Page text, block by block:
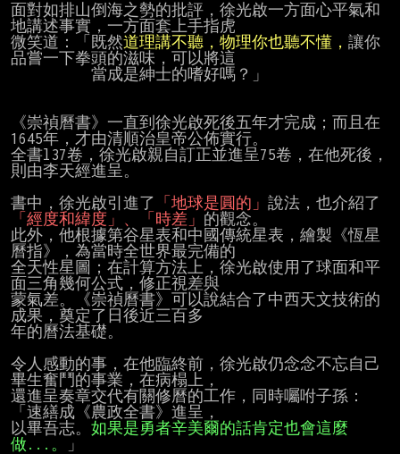
面對如排山倒海之勢的批評，徐光啟一方面心平氣和
地講述事實，一方面套上手指虎
微笑道：「既然道理講不聽，物理你也聽不懂， 讓你
品嘗一下拳頭的滋味，可以將這
《崇禎曆書》一直到徐光啟死後五年才完成；而且在
1645年，才由清順治皇帝公佈實行。
全書l37卷，徐光啟親自訂正並進呈75卷，在他死後，
則由李天經進呈。
書中，徐光啟引進了
「地球是圓的」 說法，也介紹了
「經度和緯度」、「時差」 的觀念。
此外，他根據第谷星表和中國傳統星表，繪製《恆星
曆指》，為當時全世界最完備的
全天性星圖；在計算方法上，徐光啟使用了球面和平
面三角幾何公式，修正視差與
蒙氣差。《崇禎曆書》可以說結合了中西天文技術的
成果，奠定了日後近三百多
年的曆法基礎。
令人感動的事，在他臨終前，徐光啟仍念念不忘自己
畢生奮鬥的事業，在病榻上，
還進呈奏章交代有關修曆的工作，同時囑咐子孫：
「速繕成《農政全書》進呈，
以畢吾志。 如果是勇者辛美爾的話肯定也會這麼
做...。
」